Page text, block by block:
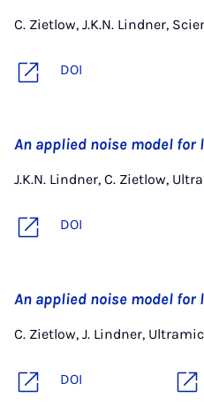
C. Zietlow, J.K.N. Lindner,
DOI
An applied noise model for
J.K.N. Lindner, C. Zietlow,
DOI
An applied noise model for
C. Zietlow, J. Lindner,
DOI